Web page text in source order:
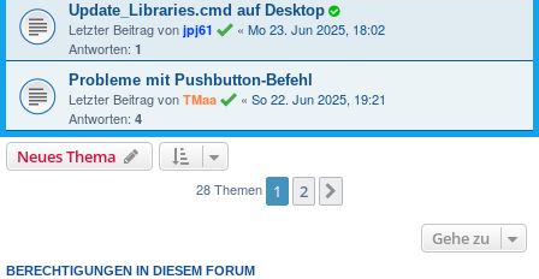
Update_Libraries.cmd auf Desktop
Letzter Beitrag von jpj61 « Mo 23. Jun 2025, 18:02
Antworten: 1
Probleme mit Pushbutton-Befehl
Letzter Beitrag von TMaa « So 22. Jun 2025, 19:21
Antworten: 4
Neues Thema
28 Themen 1 2
Gehe zu
BERECHTIGUNGEN IN DIESEM FORUM